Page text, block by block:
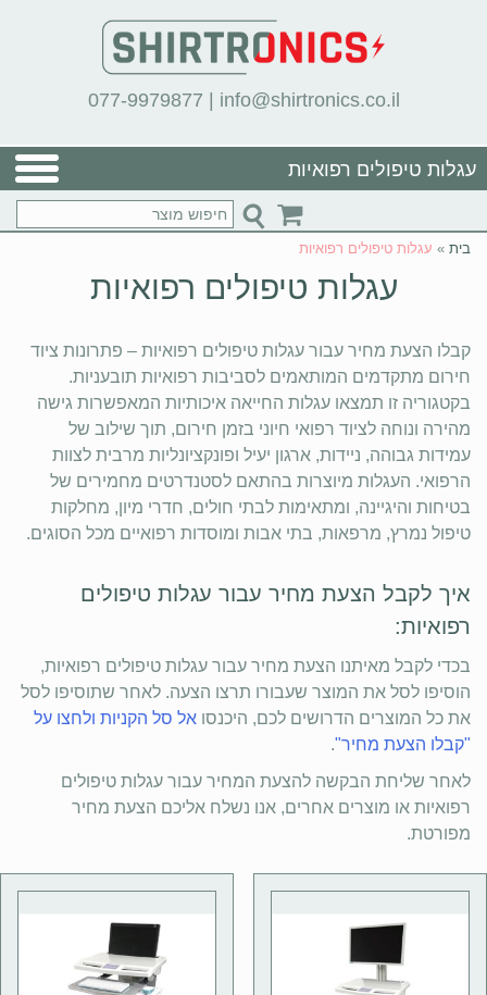
077-9979877 | info@shirtronics.co.il
עגלות טיפולים רפואיות
בית » עגלות טיפולים רפואיות
עגלות טיפולים רפואיות
קבלו הצעת מחיר עבור עגלות טיפולים רפואיות – פתרונות ציוד
חירום מתקדמים המותאמים לסביבות רפואיות תובעניות.
בקטגוריה זו תמצאו עגלות החייאה איכותיות המאפשרות גישה
מהירה ונוחה לציוד רפואי חיוני בזמן חירום, תוך שילוב של
עמידות גבוהה, ניידות, ארגון יעיל ופונקציונליות מרבית לצוות
הרפואי. העגלות מיוצרות בהתאם לסטנדרטים מחמירים של
בטיחות והיגיינה, ומתאימות לבתי חולים, חדרי מיון, מחלקות
טיפול נמרץ, מרפאות, בתי אבות ומוסדות רפואיים מכל הסוגים.
איך לקבל הצעת מחיר עבור עגלות טיפולים
רפואיות:
בכדי לקבל מאיתנו הצעת מחיר עבור עגלות טיפולים רפואיות,
הוסיפו לסל את המוצר שעבורו תרצו הצעה. לאחר שתוסיפו לסל
את כל המוצרים הדרושים לכם, היכנסו אל סל הקניות ולחצו על
"קבלו הצעת מחיר".
לאחר שליחת הבקשה להצעת המחיר עבור עגלות טיפולים
רפואיות או מוצרים אחרים, אנו נשלח אליכם הצעת מחיר
מפורטת.